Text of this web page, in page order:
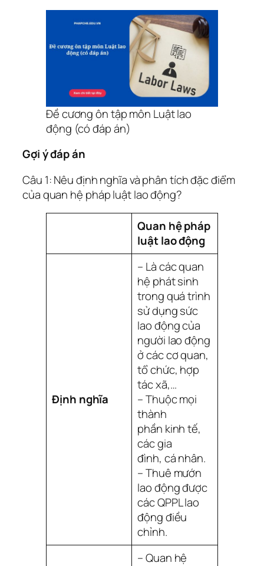
Đề cương ôn tập môn Luật lao
động (có đáp án)
Gợi ý đáp án
Câu 1: Nêu định nghĩa và phân tích đặc điểm
của quan hệ pháp luật lao động?
Quan hệ pháp
luật lao động
Định nghĩa
– Là các quan
hệ phát sinh
trong quá trình
sử dụng sức
lao động của
người lao động
ở các cơ quan,
tổ chức, hợp
tác xã,…
– Thuộc mọi
thành
phần kinh tế,
các gia
đình, cá nhân.
– Thuê mướn
lao động được
các QPPL lao
động điều
chỉnh.
– Quan hệ